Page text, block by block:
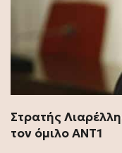
Στρατής
τον όμιλο ΑΝΤ1